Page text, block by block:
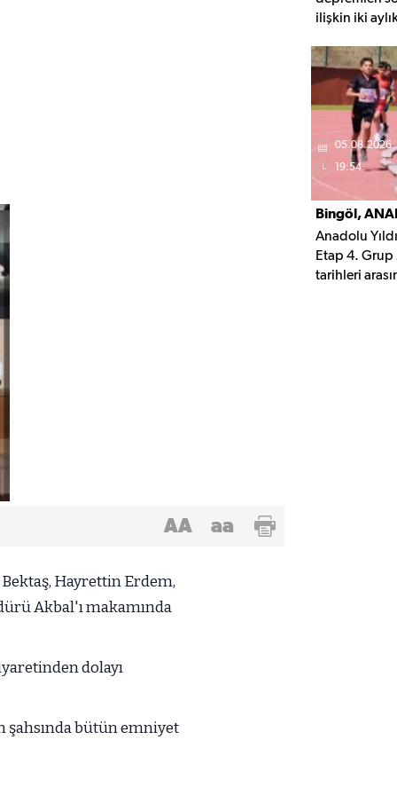
AA aa
Hayrettin Erdem,
Akbal'ı makamında
dolayı
şahsında bütün emniyet
ilişkin iki
Ekim
başvuruda
05.08.2026
19:54
Bingöl,
Anadolu
Etap 4. Grup
tarihleri